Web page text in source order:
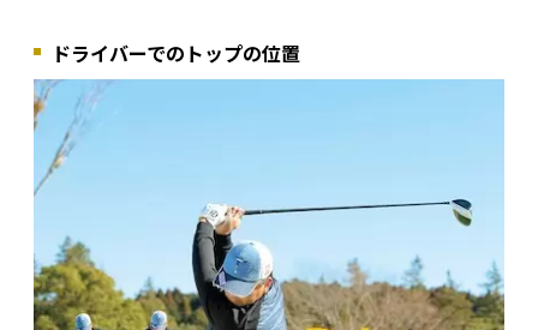
ドライバーでのトップの位置